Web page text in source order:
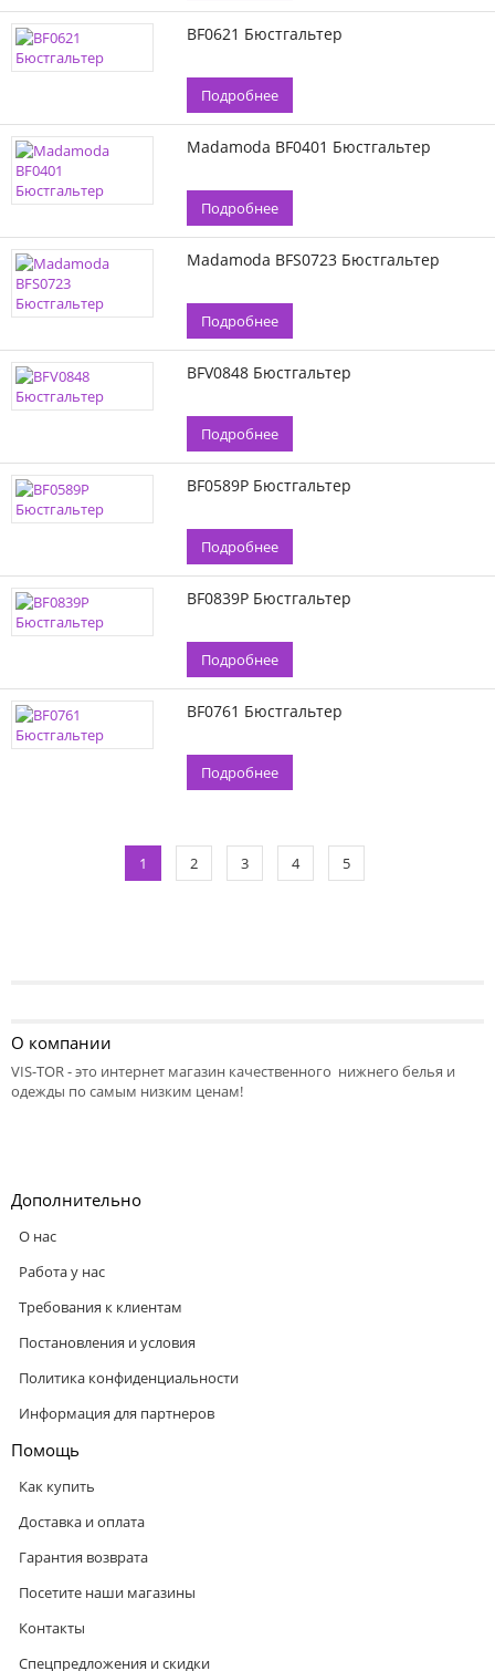
BF0621 Бюстгальтер
Подробнее
Madamoda BF0401 Бюстгальтер
Подробнее
Madamoda BFS0723 Бюстгальтер
Подробнее
BFV0848 Бюстгальтер
Подробнее
BF0589P Бюстгальтер
Подробнее
BF0839P Бюстгальтер
Подробнее
BF0761 Бюстгальтер
Подробнее
1 2 3 4 5
О компании
VIS-TOR - это интернет магазин качественного нижнего белья и
одежды по самым низким ценам!
Дополнительно
О нас
Работа у нас
Требования к клиентам
Постановления и условия
Политика конфиденциальности
Информация для партнеров
Помощь
Как купить
Доставка и оплата
Гарантия возврата
Посетите наши магазины
Контакты
Спецпредложения и скидки